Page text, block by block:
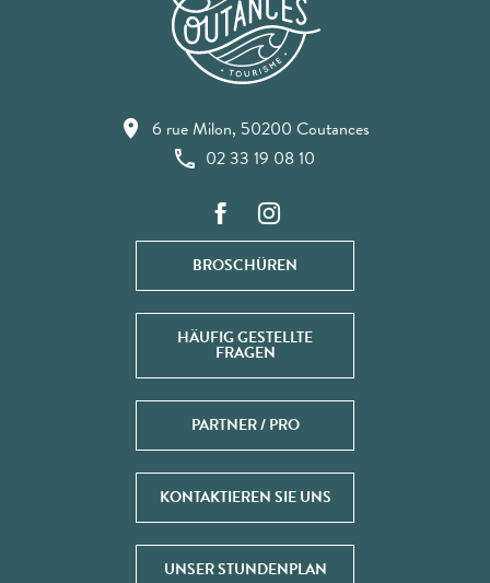
6 rue Milon, 50200 Coutances
02 33 19 08 10
BROSCHÜREN
HÄUFIG GESTELLTE
FRAGEN
PARTNER / PRO
KONTAKTIEREN SIE UNS
UNSER STUNDENPLAN